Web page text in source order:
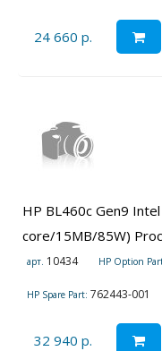
24 660 р.
HP BL460c Gen9
core/15MB/85W)
арт. 10434 HP Option
HP Spare Part: 762443-001
32 940 р.